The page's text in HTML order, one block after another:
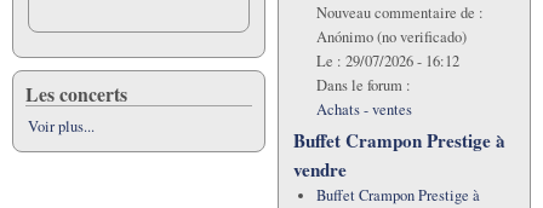
Les concerts
Voir plus...
Nouveau commentaire de :
Anónimo (no verificado)
Le : 29/07/2026 - 16:12
Dans le forum :
Achats - ventes
Buffet Crampon Prestige à
vendre
Buffet Crampon Prestige à